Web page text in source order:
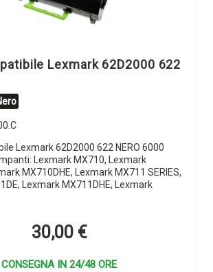
Lexmark 62D2000 622
Lexmark 62D2000 622 NERO 6000
Lexmark MX710, Lexmark
MX710DHE, Lexmark MX711 SERIES,
Lexmark MX711DHE, Lexmark
30,00 €
CONSEGNA IN 24/48 ORE